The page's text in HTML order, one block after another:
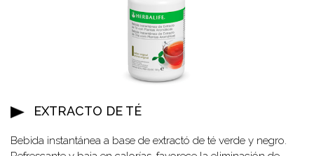
EXTRACTO DE TÉ
Bebida instantánea a base de extractó de té verde y negro.